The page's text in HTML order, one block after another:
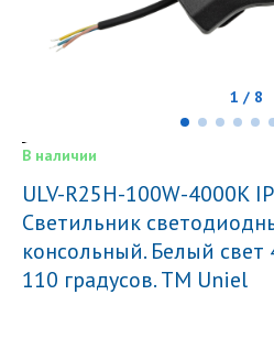
1 / 8
В наличии
ULV-R25H-100W-4000K IP65 GREY
Светильник
консольный. Белый свет
110 градусов. TM Uniel